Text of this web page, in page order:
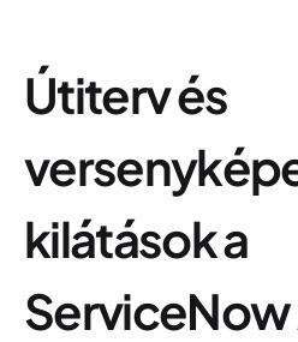
Útiterv és
kilátások a
ServiceNow